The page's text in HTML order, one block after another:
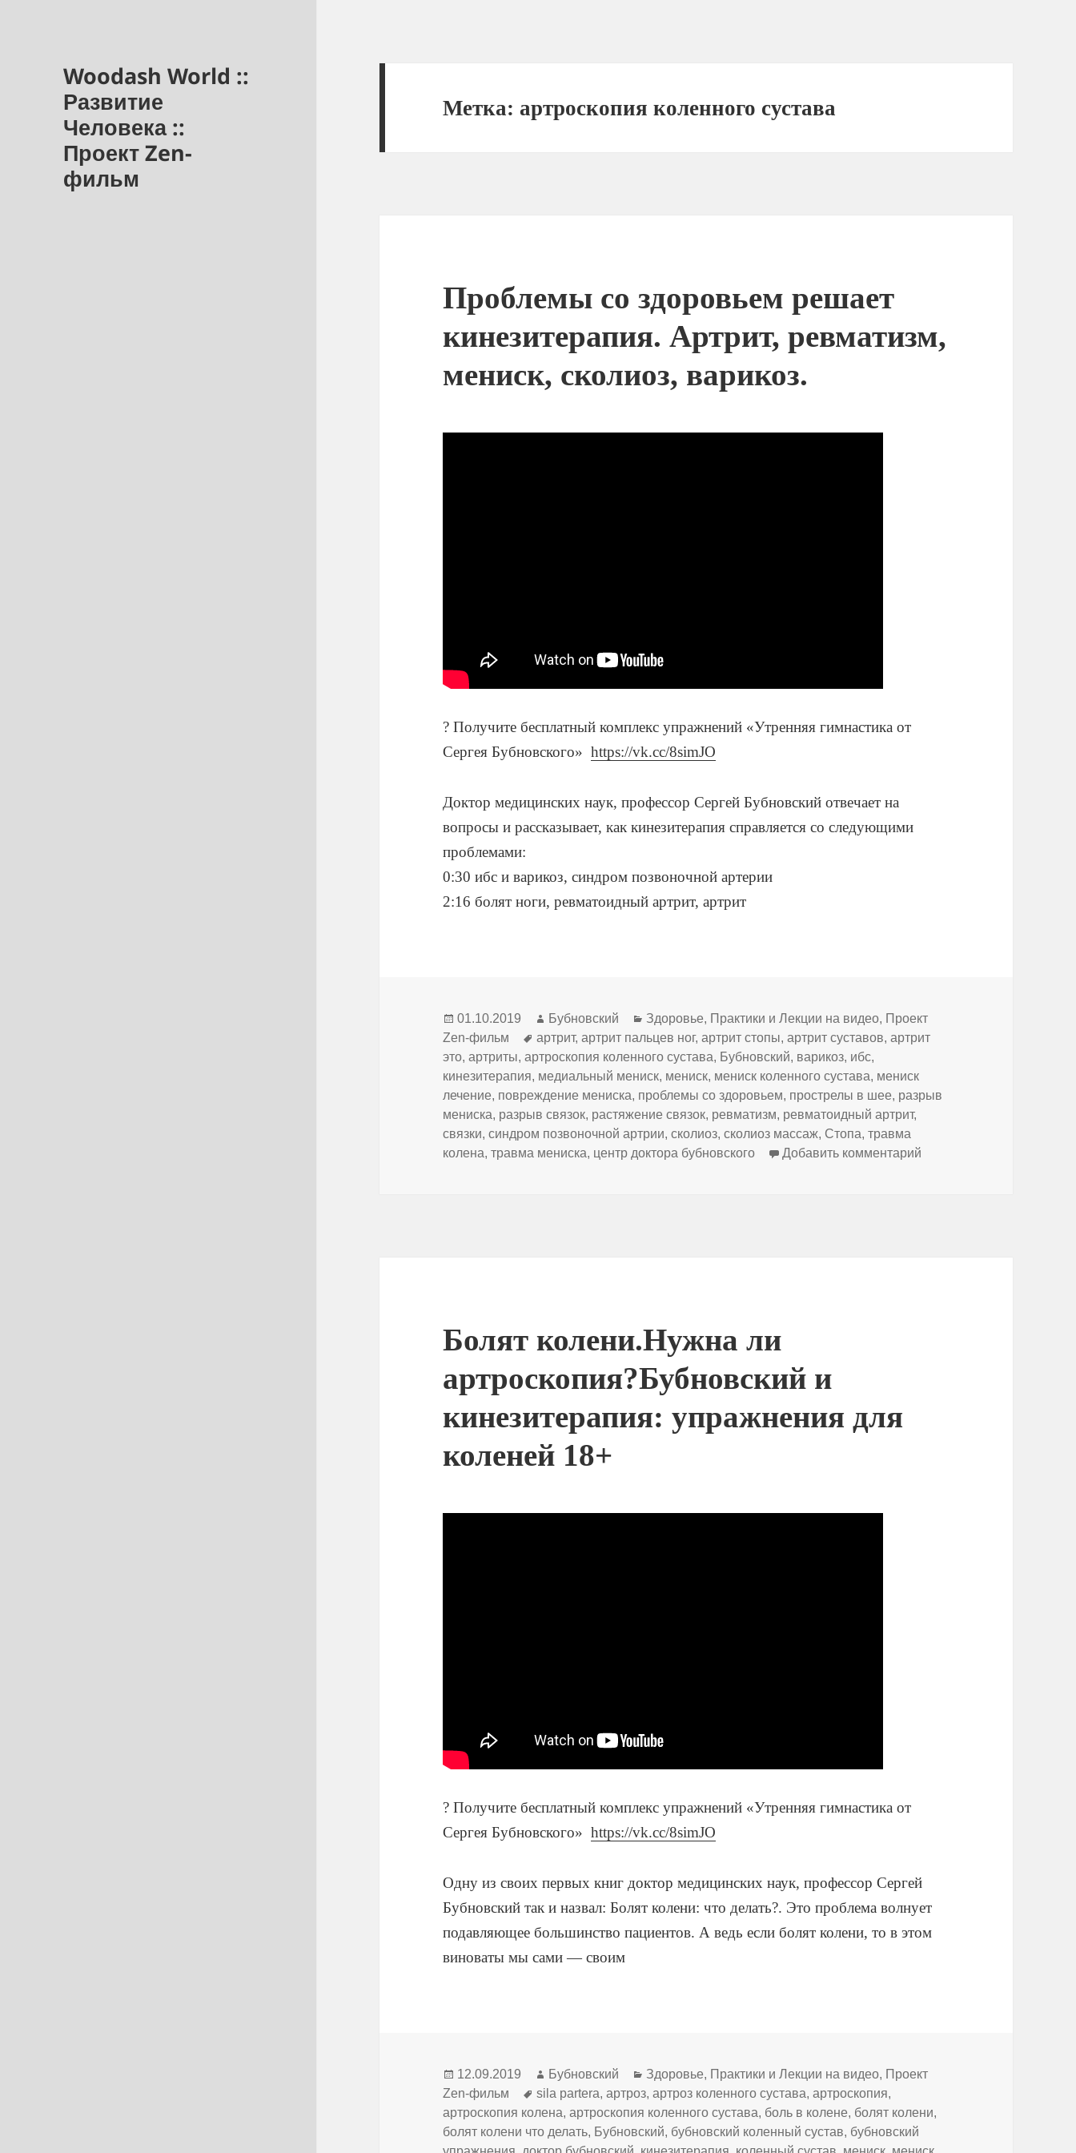
Woodash World ::
Развитие
Человека ::
Проект Zen-
фильм
Метка: артроскопия коленного сустава
Проблемы со здоровьем решает
кинезитерапия. Артрит, ревматизм,
мениск, сколиоз, варикоз.
? Получите бесплатный комплекс упражнений «Утренняя гимнастика от
Сергея Бубновского»https://vk.cc/8simJO
Доктор медицинских наук, профессор Сергей Бубновский отвечает на
вопросы и рассказывает, как кинезитерапия справляется со следующими
проблемами:
0:30 ибс и варикоз, синдром позвоночной артерии
2:16 болят ноги, ревматоидный артрит, артрит
Опубликовано
01.10.2019 Автор
Бубновский Рубрики
Здоровье, Практики и Лекции на видео, Проект
Zen-фильм
Метки
артрит,артрит пальцев ног,артрит стопы,артрит суставов,артрит
это,артриты,артроскопия коленного сустава, Бубновский, варикоз, ибс,
кинезитерапия, медиальный мениск, мениск, мениск коленного сустава, мениск
лечение, повреждение мениска, проблемы со здоровьем, прострелы в шее, разрыв
мениска, разрыв связок, растяжение связок, ревматизм, ревматоидный артрит,
связки,синдром позвоночной артрии,сколиоз,сколиоз массаж, Стопа,травма
колена,травма мениска, центр доктора бубновского Добавить комментарий
Болят колени.Нужна ли
артроскопия?Бубновский и
кинезитерапия: упражнения для
коленей 18+
? Получите бесплатный комплекс упражнений «Утренняя гимнастика от
Сергея Бубновского»https://vk.cc/8simJO
Одну из своих первых книг доктор медицинских наук, профессор Сергей
Бубновский так и назвал: Болят колени: что делать?. Это проблема волнует
подавляющее большинство пациентов. А ведь если болят колени, то в этом
виноваты мы сами — своим
Опубликовано
12.09.2019 Автор
Бубновский Рубрики
Здоровье, Практики и Лекции на видео, Проект
Zen-фильм
Метки
sila partera,артроз,артроз коленного сустава,артроскопия,
артроскопия колена,артроскопия коленного сустава, боль в колене, болят колени,
болят колени что делать, Бубновский, бубновский коленный сустав, бубновский